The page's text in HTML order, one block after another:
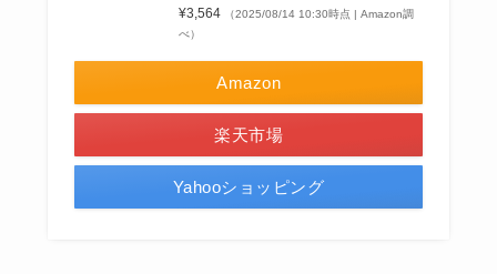
¥3,564
（2025/08/14 10:30時点 | Amazon調
べ）
Amazon
楽天市場
Yahooショッピング